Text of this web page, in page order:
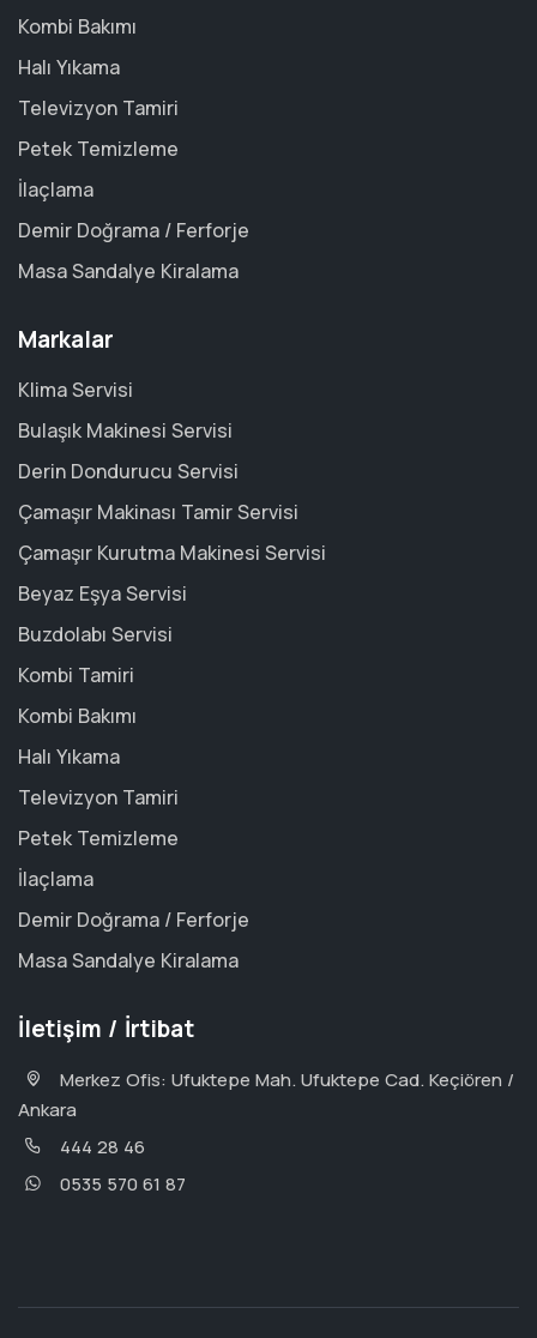
Kombi Bakımı
Halı Yıkama
Televizyon Tamiri
Petek Temizleme
İlaçlama
Demir Doğrama / Ferforje
Masa Sandalye Kiralama
Markalar
Klima Servisi
Bulaşık Makinesi Servisi
Derin Dondurucu Servisi
Çamaşır Makinası Tamir Servisi
Çamaşır Kurutma Makinesi Servisi
Beyaz Eşya Servisi
Buzdolabı Servisi
Kombi Tamiri
Kombi Bakımı
Halı Yıkama
Televizyon Tamiri
Petek Temizleme
İlaçlama
Demir Doğrama / Ferforje
Masa Sandalye Kiralama
İletişim / İrtibat
Merkez Ofis: Ufuktepe Mah. Ufuktepe Cad. Keçiören /
Ankara
444 28 46
0535 570 61 87